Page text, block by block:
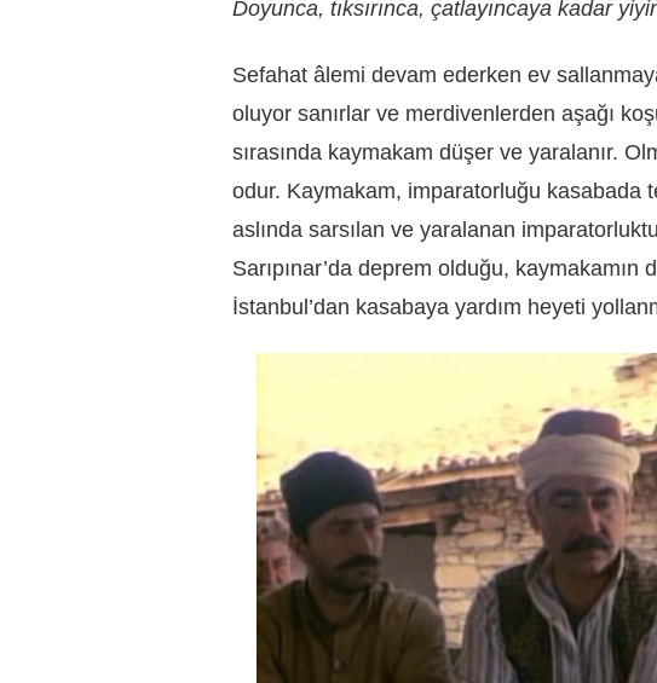
Doyunca, tıksırınca, çatlayıncaya kadar
Sefahat âlemi devam ederken ev
oluyor sanırlar ve merdivenlerden aşağı
sırasında kaymakam düşer ve yaralanır.
odur. Kaymakam, imparatorluğu kasabada
aslında sarsılan ve yaralanan
Sarıpınar’da deprem olduğu, kaymakamın
İstanbul’dan kasabaya yardım heyeti